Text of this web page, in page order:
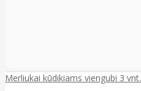
Merliukai kūdikiams viengubi 3 vnt.